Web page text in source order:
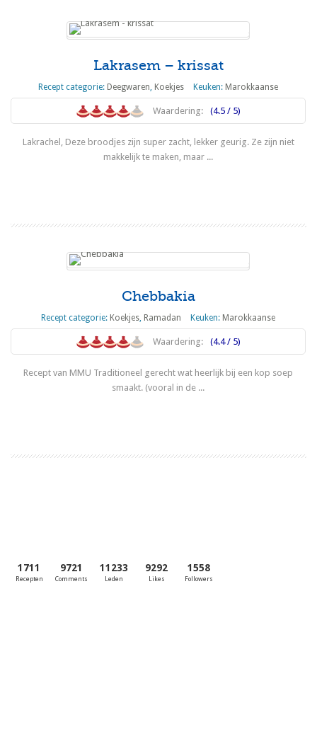
Lakrasem – krissat
Recept categorie: Deegwaren, Koekjes Keuken: Marokkaanse
Waardering: (4.5 / 5)
Lakrachel, Deze broodjes zijn super zacht, lekker geurig. Ze zijn niet
makkelijk te maken, maar ...
Chebbakia
Recept categorie: Koekjes, Ramadan Keuken: Marokkaanse
Waardering: (4.4 / 5)
Recept van MMU Traditioneel gerecht wat heerlijk bij een kop soep
smaakt. (vooral in de ...
1711
Recepten
9721
Comments
11233
Leden
9292
Likes
1558
Followers